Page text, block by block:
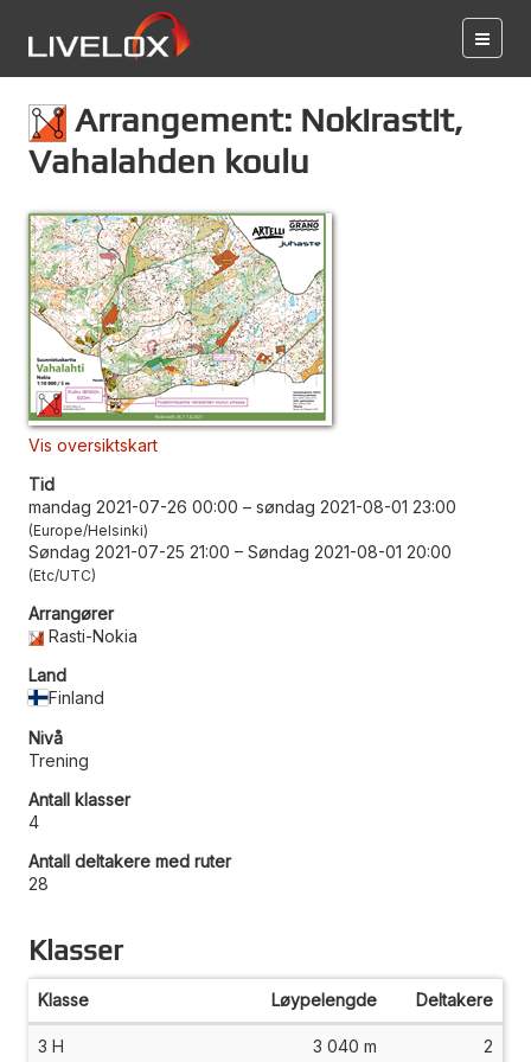
Arrangement: Nokirastit,
Vahalahden koulu
Vis oversiktskart
Tid
mandag 2021-07-26 00:00 – søndag 2021-08-01 23:00
Europe/Helsinki
Søndag 2021-07-25 21:00 – Søndag 2021-08-01 20:00
Etc/UTC
Arrangører
Rasti-Nokia
Land
Finland
Nivå
Trening
Antall klasser
4
Antall deltakere med ruter
28
Klasser
Klasse Løypelengde Deltakere
3 H 3 040 m 2